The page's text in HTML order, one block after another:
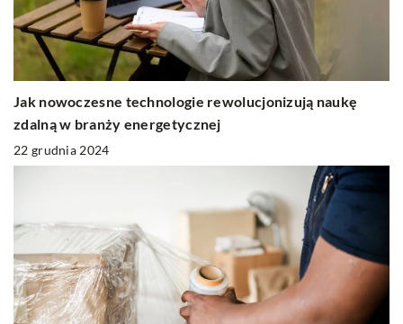
Jak nowoczesne technologie rewolucjonizują naukę
zdalną w branży energetycznej
22 grudnia 2024